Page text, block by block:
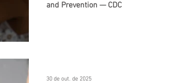
and Prevention — CDC
30 de out. de 2025